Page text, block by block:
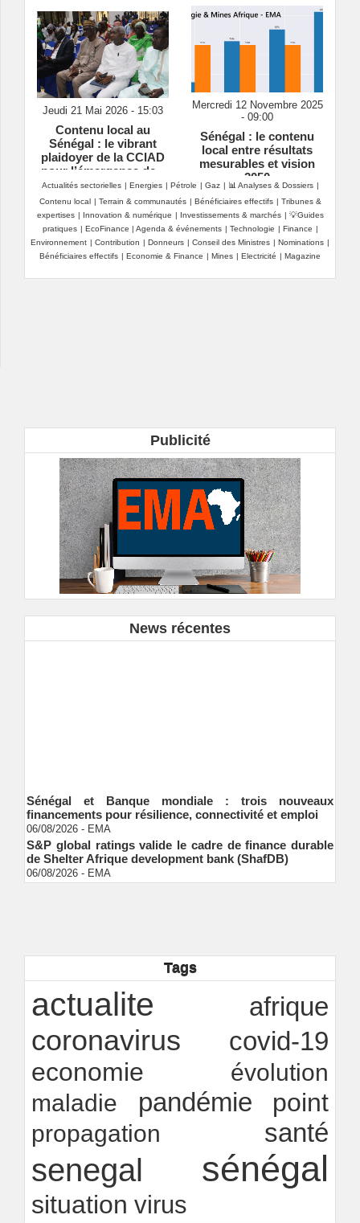
Jeudi 21 Mai 2026 - 15:03
Contenu local au
Sénégal : le vibrant
plaidoyer de la CCIAD
pour l’émergence de «
champions nationaux »
Mercredi 12 Novembre 2025
- 09:00
Sénégal : le contenu
local entre résultats
mesurables et vision
2050
Actualités sectorielles | Energies | Pétrole | Gaz | 📊 Analyses & Dossiers |
Contenu local | Terrain & communautés | Bénéficiaires effectifs | Tribunes &
expertises | Innovation & numérique | Investissements & marchés | 💡Guides
pratiques | EcoFinance | Agenda & événements | Technologie | Finance |
Environnement | Contribution | Donneurs | Conseil des Ministres | Nominations |
Bénéficiaires effectifs | Economie & Finance | Mines | Electricité | Magazine
Publicité
News récentes
Sénégal et Banque mondiale : trois nouveaux
financements pour résilience, connectivité et emploi
06/08/2026 -EMA
S&P global ratings valide le cadre de finance durable
de Shelter Afrique development bank (ShafDB)
06/08/2026 -EMA
Industrialisation verte au Sénégal : comment
transparence locale, impact national
Ndakhté M. GAYE
Rapport Bceao 2025 : résilience, transition et
innovation
24/07/2026 -Ndakhté M. GAYE
Tags
actualite afrique
coronavirus covid-19
economie
évolution
maladie
pandémie point
propagation santé
senegal sénégal
situation virus